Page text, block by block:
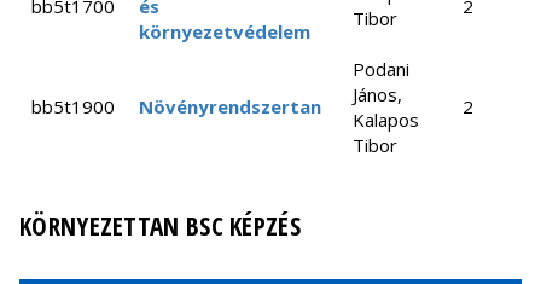
Beáta
Növényi
Hahn
István
bb1c9164
növényekex situ
bb5t1700
és
környezetvédelem
Tibor
2
bb5t1900 Növényrendszertan
Podani
János,
Kalapos
Tibor
2
KÖRNYEZETTAN BSC KÉPZÉS